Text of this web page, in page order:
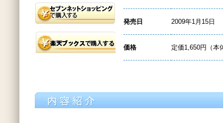
発売日 2009年1月15日
価格 定価1,650円（本